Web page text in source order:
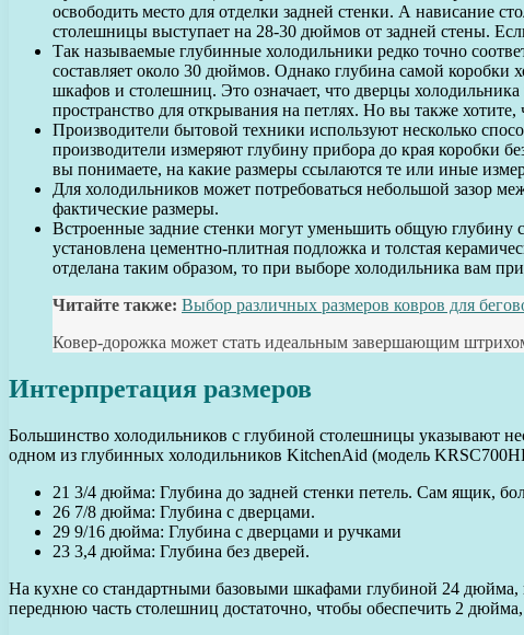
освободить место для отделки задней стенки. А нависание
столешницы выступает на 28-30 дюймов от задней стены.
Так называемые глубинные холодильники редко точно
составляет около 30 дюймов. Однако глубина самой коробки
шкафов и столешниц. Это означает, что дверцы
пространство для открывания на петлях. Но вы также
Производители бытовой техники используют несколько
производители измеряют глубину прибора до края коробки
вы понимаете, на какие размеры ссылаются те или иные
Для холодильников может потребоваться небольшой зазор
фактические размеры.
Встроенные задние стенки могут уменьшить общую
установлена цементно-плитная подложка и толстая
отделана таким образом, то при выборе холодильника вам
Читайте также: Выбор различных размеров ковров для
Ковер-дорожка может стать идеальным завершающим
Интерпретация размеров
Большинство холодильников с глубиной столешницы указывают
одном из глубинных холодильников KitchenAid (модель
21 3/4 дюйма: Глубина до задней стенки петель. Сам ящик,
26 7/8 дюйма: Глубина с дверцами.
29 9/16 дюйма: Глубина с дверцами и ручками
23 3,4 дюйма: Глубина без дверей.
На кухне со стандартными базовыми шкафами глубиной 24
переднюю часть столешниц достаточно, чтобы обеспечить 2